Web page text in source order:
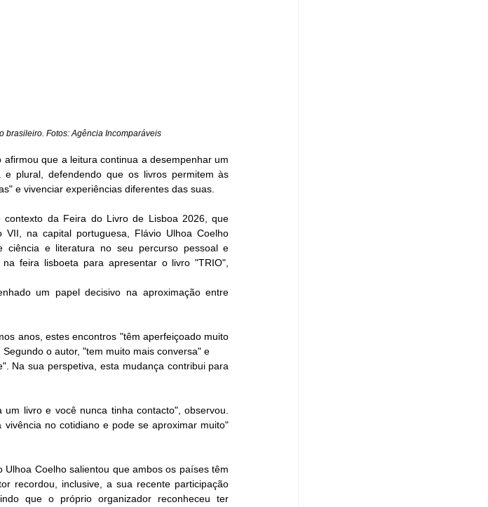
brasileiro. Fotos: Agência Incomparáveis
que a leitura continua a desempenhar um
plural, defendendo que os livros permitem às
e vivenciar experiências diferentes das suas.
contexto da Feira do Livro de Lisboa 2026, que
na capital portuguesa, Flávio Ulhoa Coelho
ciência e literatura no seu percurso pessoal e
feira lisboeta para apresentar o livro "TRIO",
um papel decisivo na aproximação entre
anos, estes encontros "têm aperfeiçoado muito
o autor, "tem muito mais conversa" e
Na sua perspetiva, esta mudança contribui para
livro e você nunca tinha contacto", observou.
no cotidiano e pode se aproximar muito"
Coelho salientou que ambos os países têm
recordou, inclusive, a sua recente participação
que o próprio organizador reconheceu ter